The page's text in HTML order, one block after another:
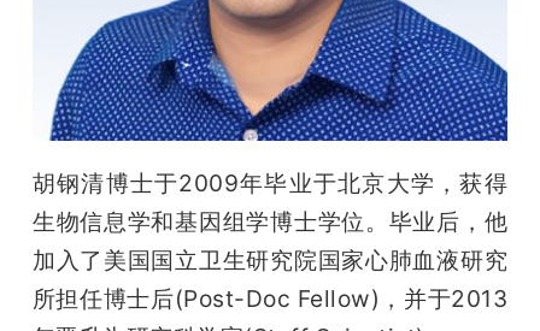
胡钢清博士于2009年毕业于北京大学，获得
生物信息学和基因组学博士学位。毕业后，他
加入了美国国立卫生研究院国家心肺血液研究
所担任博士后(Post-Doc Fellow)，并于2013